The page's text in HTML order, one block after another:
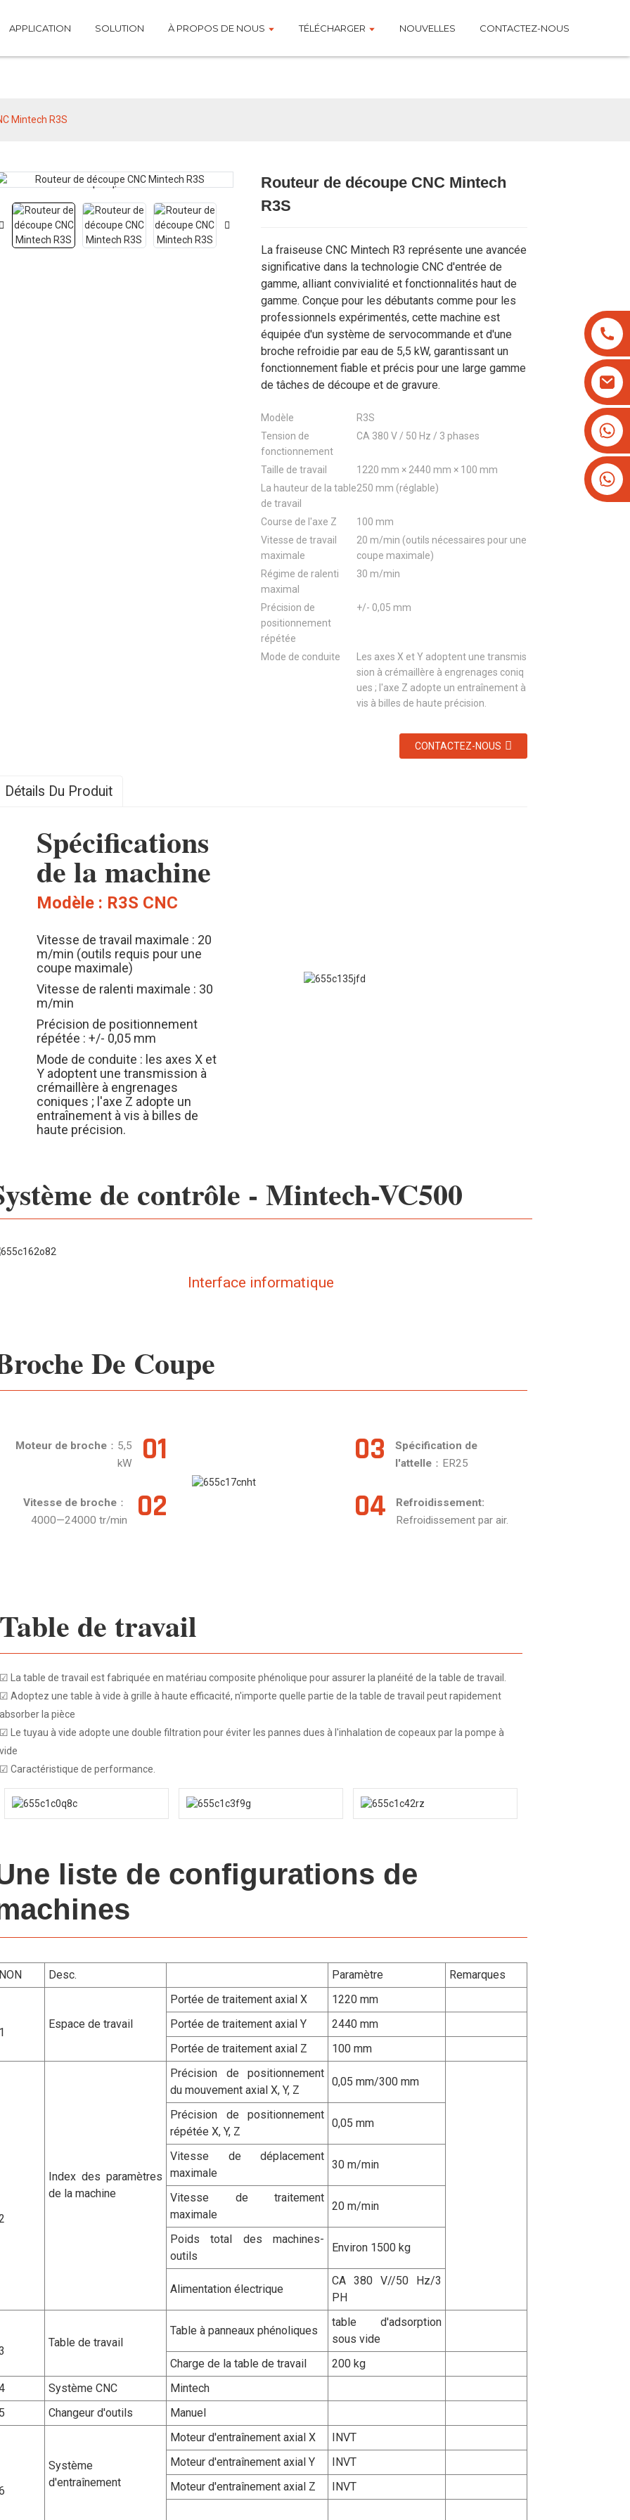
APPLICATION SOLUTION À PROPOS DE NOUS TÉLÉCHARGER NOUVELLES CONTACTEZ-NOUS
Produits
Mintech R3S
Loading...
Loading... Loading...
Loading...
Routeur de découpe CNC Mintech
R3S
La fraiseuse CNC Mintech R3 représente une avancée
significative dans la technologie CNC d'entrée de
gamme, alliant convivialité et fonctionnalités haut de
gamme. Conçue pour les débutants comme pour les
professionnels expérimentés, cette machine est
équipée d'un système de servocommande et d'une
broche refroidie par eau de 5,5 kW, garantissant un
fonctionnement fiable et précis pour une large gamme
de tâches de découpe et de gravure.
Modèle
R3S
Tension de
fonctionnement
CA 380 V / 50 Hz / 3 phases
Taille de travail
1220 mm × 2440 mm × 100 mm
La hauteur de la table
de travail
250 mm (réglable)
Course de l'axe Z
100 mm
Vitesse de travail
maximale
20 m/min (outils nécessaires pour une
coupe maximale)
Régime de ralenti
maximal
30 m/min
Précision de
positionnement
répétée
+/- 0,05 mm
Mode de conduite
Les axes X et Y adoptent une transmis
sion à crémaillère à engrenages coniq
ues ; l'axe Z adopte un entraînement à
vis à billes de haute précision.
CONTACTEZ-NOUS
Détails Du Produit
Spécifications
de la machine
Modèle : R3S CNC
Vitesse de travail maximale : 20
m/min (outils requis pour une
coupe maximale)
Vitesse de ralenti maximale : 30
m/min
Précision de positionnement
répétée : +/- 0,05 mm
Mode de conduite : les axes X et
Y adoptent une transmission à
crémaillère à engrenages
coniques ; l'axe Z adopte un
entraînement à vis à billes de
haute précision.
de contrôle - Mintech-VC500
Interface informatique
De Coupe
01
Moteur de broche：5,5
kW
02
Vitesse de broche：
4000—24000 tr/min
03
Spécification de
l'attelle ：ER25
04
Refroidissement:
Refroidissement par air.
Table de travail
☑ La table de travail est fabriquée en matériau composite phénolique pour assurer la planéité de la table de travail.
☑ Adoptez une table à vide à grille à haute efficacité, n'importe quelle partie de la table de travail peut rapidement
absorber la pièce
☑ Le tuyau à vide adopte une double filtration pour éviter les pannes dues à l'inhalation de copeaux par la pompe à
vide
☑ Caractéristique de performance.
liste de configurations de
NON Desc. Paramètre Remarques
1
Espace de travail
Portée de traitement axial X
1220 mm
Portée de traitement axial Y
2440 mm
Portée de traitement axial Z
100 mm
Index des paramètres
de la machine
Précision de positionnement
du mouvement axial X, Y, Z
0,05 mm/300 mm
Précision de positionnement
répétée X, Y, Z
0,05 mm
Vitesse de déplacement
maximale
30 m/min
Vitesse de traitement
maximale
20 m/min
Poids total des machines-
outils
Environ 1500 kg
Alimentation électrique
CA 380 V//50 Hz/3
PH
Table de travail
Table à panneaux phénoliques
table d'adsorption
sous vide
Charge de la table de travail
200 kg
Système CNC
Mintech
5
Changeur d'outils Manuel
Système
d'entraînement
Moteur d'entraînement axial X
INVT
Moteur d'entraînement axial Y
INVT
Moteur d'entraînement axial Z
INVT